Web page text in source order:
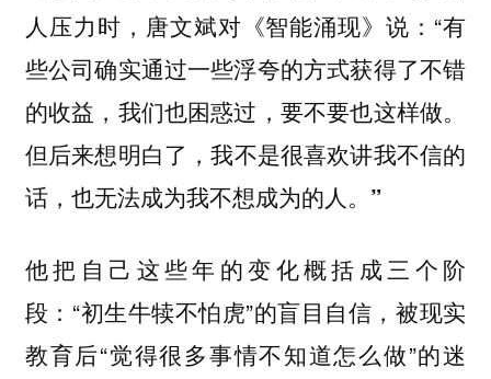
人压力时，唐文斌对《智能涌现》说：“有
些公司确实通过一些浮夸的方式获得了不错
的收益，我们也困惑过，要不要也这样做。
但后来想明白了，我不是很喜欢讲我不信的
话，也无法成为我不想成为的人。”
他把自己这些年的变化概括成三个阶
段：“初生牛犊不怕虎”的盲目自信，被现实
教育后“觉得很多事情不知道怎么做”的迷